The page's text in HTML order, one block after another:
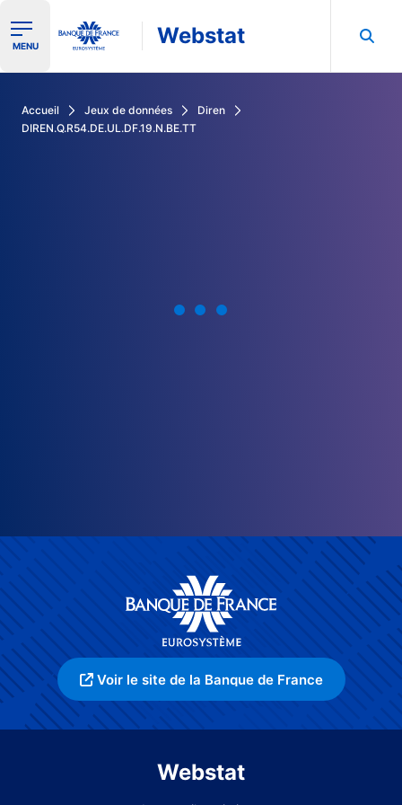
Ouvrir le menu de navigation
MENU Webstat
Accueil Jeux de données
Diren
DIREN.Q.R54.DE.UL.DF.19.N.BE.TT
Voir le site de la Banque de France
Webstat